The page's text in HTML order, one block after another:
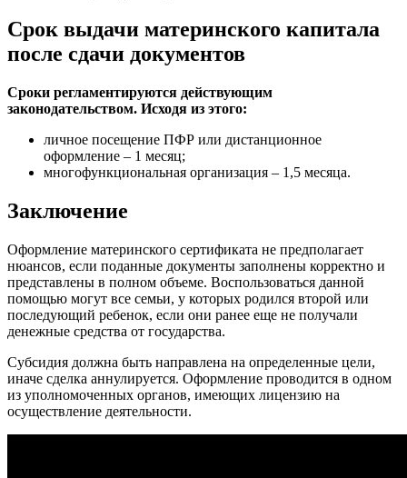
Срок выдачи материнского капитала
после сдачи документов
Сроки регламентируются действующим
законодательством. Исходя из этого:
личное посещение ПФР или дистанционное
оформление – 1 месяц;
многофункциональная организация – 1,5 месяца.
Заключение
Оформление материнского сертификата не предполагает
нюансов, если поданные документы заполнены корректно и
представлены в полном объеме. Воспользоваться данной
помощью могут все семьи, у которых родился второй или
последующий ребенок, если они ранее еще не получали
денежные средства от государства.
Субсидия должна быть направлена на определенные цели,
иначе сделка аннулируется. Оформление проводится в одном
из уполномоченных органов, имеющих лицензию на
осуществление деятельности.